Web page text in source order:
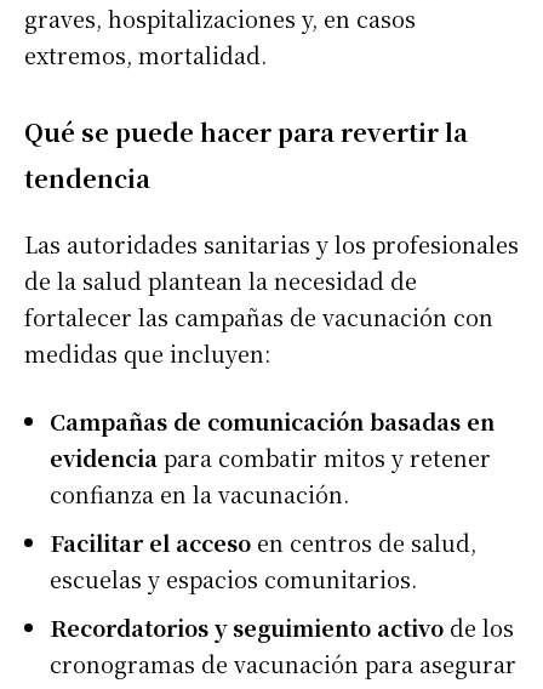
graves, hospitalizaciones y, en casos
extremos, mortalidad.
Qué se puede hacer para revertir la
tendencia
Las autoridades sanitarias y los profesionales
de la salud plantean la necesidad de
fortalecer las campañas de vacunación con
medidas que incluyen:
Campañas de comunicación basadas en
evidenciapara combatir mitos y retener
confianza en la vacunación.
Facilitar el acceso en centros de salud,
escuelas y espacios comunitarios.
Recordatorios y seguimiento activo de los
cronogramas de vacunación para asegurar